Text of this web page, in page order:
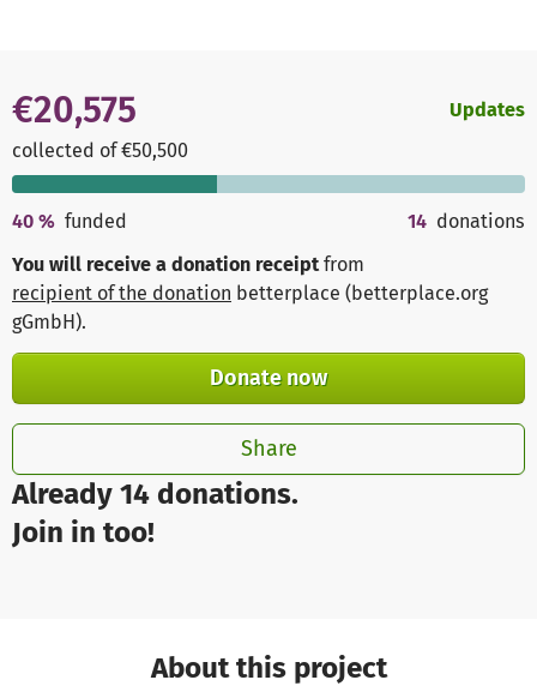
Already 14 donations.
Join in too!
€20,575
collected of €50,500
Updates
40 % funded 14 donations
You will receive a donation receipt from
recipient of the donation betterplace (betterplace.org
gGmbH).
Donate now
Share
About this project